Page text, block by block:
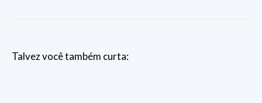
Talvez você também curta: